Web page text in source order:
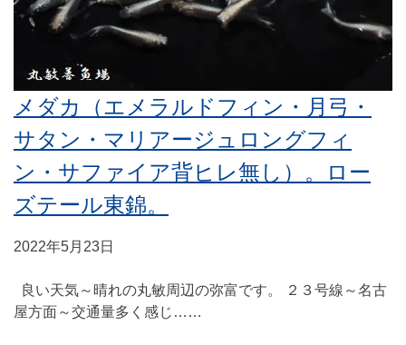
メダカ（エメラルドフィン・月弓・
サタン・マリアージュロングフィ
ン・サファイア背ヒレ無し）。ロー
ズテール東錦。
2022年5月23日
良い天気～晴れの丸敏周辺の弥富です。 ２３号線～名古
屋方面～交通量多く感じ……